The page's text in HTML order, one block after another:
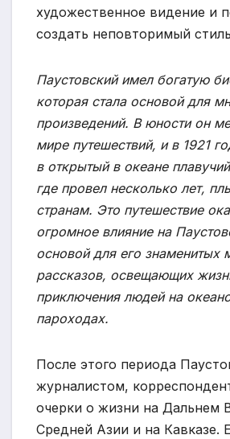
художественное видение и
создать неповторимый
Паустовский имел богатую
которая стала основой для
произведений. В юности он
мире путешествий, и в 1921
в открытый в океане
где провел несколько лет,
странам. Это путешествие
огромное влияние на
основой для его знаменитых
рассказов, освещающих
приключения людей на
пароходах.
После этого периода
журналистом,
очерки о жизни на Дальнем
Средней Азии и на Кавказе.